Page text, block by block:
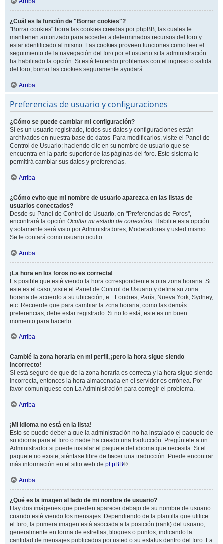
Arriba
¿Cuál es la función de "Borrar cookies"?
"Borrar cookies" borra las cookies creadas por phpBB, las cuales le
mantienen autorizado para acceder a determinados recursos del foro y
estar identificado al mismo. Las cookies proveen funciones como leer el
seguimiento de la navegación del foro por el usuario si la administración
ha habilitado la opción. Si está teniendo problemas con el ingreso o salida
del foro, borrar las cookies seguramente ayudará.
Arriba
Preferencias de usuario y configuraciones
¿Cómo se puede cambiar mi configuración?
Si es un usuario registrado, todos sus datos y configuraciones están
archivados en nuestra base de datos. Para modificarlos, visite el Panel de
Control de Usuario; haciendo clic en su nombre de usuario que se
encuentra en la parte superior de las páginas del foro. Este sistema le
permitirá cambiar sus datos y preferencias.
Arriba
¿Cómo evito que mi nombre de usuario aparezca en las listas de
usuarios conectados?
Desde su Panel de Control de Usuario, en "Preferencias de Foros",
encontrará la opción Ocultar mi estado de conexións. Habilite esta opción
y solamente será visto por Administradores, Moderadores y usted mismo.
Se le contará como usuario oculto.
Arriba
¡La hora en los foros no es correcta!
Es posible que esté viendo la hora correspondiente a otra zona horaria. Si
este es el caso, visite el Panel de Control de Usuario y defina su zona
horaria de acuerdo a su ubicación, e.j. Londres, París, Nueva York, Sydney,
etc. Recuerde que para cambiar la zona horaria, como las demás
preferencias, debe estar registrado. Si no lo está, este es un buen
momento para hacerlo.
Arriba
Cambié la zona horaria en mi perfil, ¡pero la hora sigue siendo
incorrecto!
Si está seguro de que de la zona horaria es correcta y la hora sigue siendo
incorrecta, entonces la hora almacenada en el servidor es errónea. Por
favor comuníquese con La Administración para corregir el problema.
Arriba
¡Mi idioma no está en la lista!
Esto se puede deber a que la administración no ha instalado el paquete de
su idioma para el foro o nadie ha creado una traducción. Pregúntele a un
Administrador si puede instalar el paquete del idioma que necesita. Si el
paquete no existe, siéntase libre de hacer una traducción. Puede encontrar
más información en el sitio web de phpBB®
Arriba
¿Qué es la imagen al lado de mi nombre de usuario?
Hay dos imágenes que pueden aparecer debajo de su nombre de usuario
cuando esté viendo los mensajes. Dependiendo de la plantilla que utilice
el foro, la primera imagen está asociada a la posición (rank) del usuario,
generalmente en forma de estrellas, bloques o puntos, indicando la
cantidad de mensajes publicados por usted o su estatus dentro del foro. La